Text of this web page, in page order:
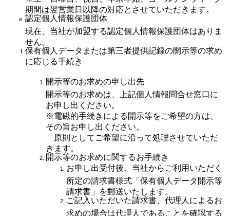
期間は翌営業日以降の対応とさせていただきます。
認定個人情報保護団体
現在、当社が加盟する認定個人情報保護団体はありま
せん。
保有個人データまたは第三者提供記録の開示等の求め
に応じる手続き
開示等のお求めの申し出先
開示等のお求めは、上記個人情報問合せ窓口に
お申し出ください。
※電磁的手続きによる開示等をご希望の方は、
その旨お申し出ください。
原則としてご希望に沿って処理させていただ
きます。
開示等のお求めに関するお手続き
お申し出受付後、当社からご利用いただく
所定の請求書様式「保有個人データ開示等
請求書」を郵送いたします。
ご記入いただいた請求書、代理人によるお
求めの場合は代理人であることを確認する